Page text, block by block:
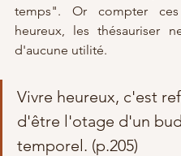
temps". Or compter ces
heureux, les thésauriser
d'aucune utilité.
Vivre heureux, c'est
d'être l'otage d'un
temporel. (p.205)